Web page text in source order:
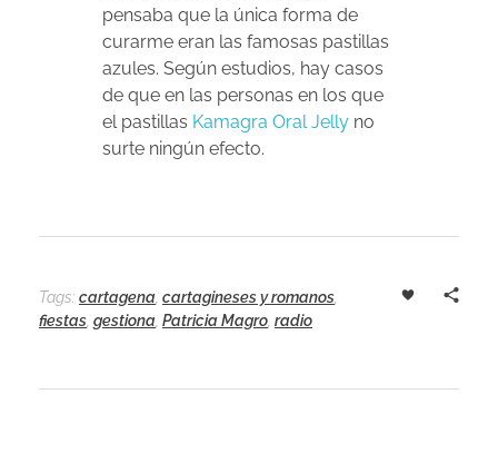
pensaba que la única forma de
curarme eran las famosas pastillas
azules. Según estudios, hay casos
de que en las personas en los que
el pastillas Kamagra Oral Jellyno
surte ningún efecto.
Tags: cartagena cartagineses y romanos
fiestas gestiona Patricia Magro radio